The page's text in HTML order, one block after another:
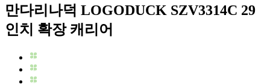
만다리나덕 LOGODUCK SZV3314C 29
인치 확장 캐리어